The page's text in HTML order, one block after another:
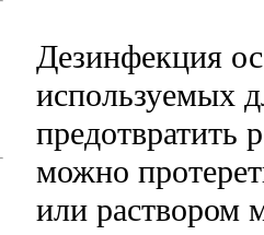
Дезинфекция
используемых
предотвратить
можно
или раствором